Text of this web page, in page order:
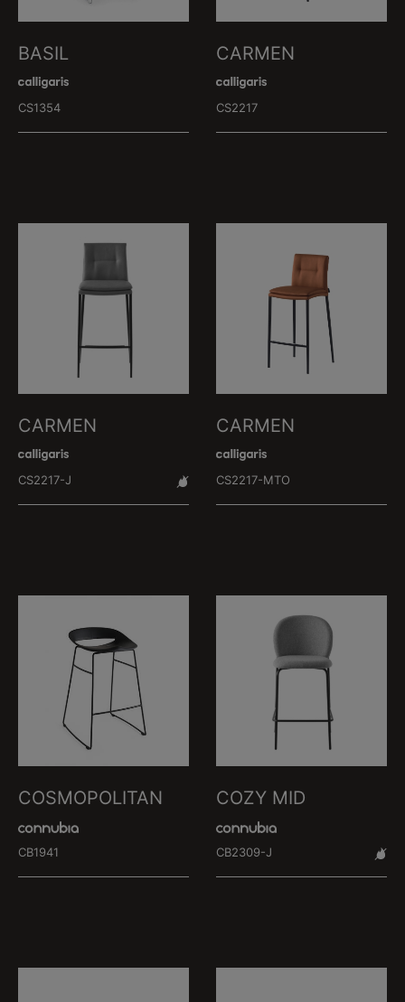
BASIL
CS1354
CARMEN
CS2217
CARMEN
CS2217-J
CARMEN
CS2217-MTO
COSMOPOLITAN
CB1941
COZY MID
CB2309-J